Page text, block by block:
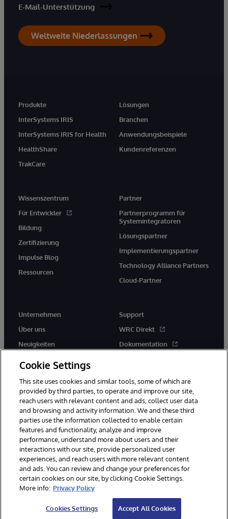
E-Mail-Unterstützung
Weltweite Niederlassungen
Produkte
InterSystems IRIS
InterSystems IRIS for Health
HealthShare
TrakCare
Lösungen
Branchen
Anwendungsbeispiele
Kundenreferenzen
Wissenszentrum
Für Entwickler
Bildung
Zertifizierung
Impulse Blog
Ressourcen
Partner
Partnerprogramm für
Systemintegratoren
Lösungspartner
Implementierungspartner
Technology Alliance Partners
Cloud-Partner
Unternehmen
Über uns
Neuigkeiten
Support
WRC Direkt
Dokumentation
© 1996-2026 InterSystems Corporation, Boston, MA. Alle Rechte
vorbehalten.
Mitteilungen/Geschäftsbedingungen
Erklärung zum Datenschutz
Geld-zurück-Garantie
Impressum Barrierefreiheit
Cookie Settings
This site uses cookies and similar tools, some of which are
provided by third parties, to operate and improve our site,
reach users with relevant content and ads, collect user data
and browsing and activity information. We and these third
parties use the information collected to enable certain
features and functionality, analyze and improve
performance, understand more about users and their
interactions with our site, provide personalized user
experiences, and reach users with more relevant content
and ads. You can review and change your preferences for
certain cookies on our site, by clicking Cookie Settings.
More info: Privacy Policy
Cookies Settings Accept All Cookies